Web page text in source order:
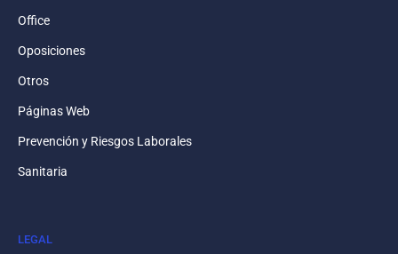
Office
Oposiciones
Otros
Páginas Web
Prevención y Riesgos Laborales
Sanitaria
LEGAL